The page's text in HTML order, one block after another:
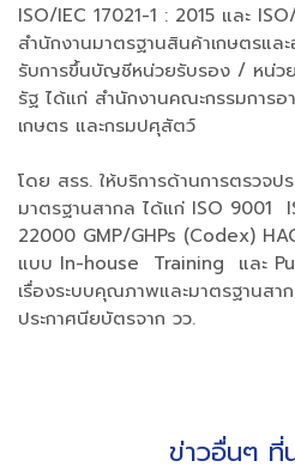
ISO/IEC 17021-1 : 2015 และ
สำนักงานมาตรฐานสินค้าเกษตรแ
รับการขึ้นบัญชีหน่วยรับรอง / หน่ว
รัฐ ได้แก่ สำนักงานคณะกรรมการอ
เกษตร และกรมปศุสัตว์
โดย สรร. ให้บริการด้านการตรวจปร
มาตรฐานสากล ได้แก่ ISO 9001
22000 GMP/GHPs (Codex)
แบบ In-house Training และ
เรื่องระบบคุณภาพและมาตรฐานส
ประกาศนียบัตรจาก วว.
ข่าวอื่นๆ ที่